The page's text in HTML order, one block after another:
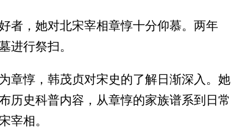
，她对北宋宰相章惇十分仰慕。两年
进行祭扫。
惇，韩茂贞对宋史的了解日渐深入。她
历史科普内容，从章惇的家族谱系到日常
宰相。